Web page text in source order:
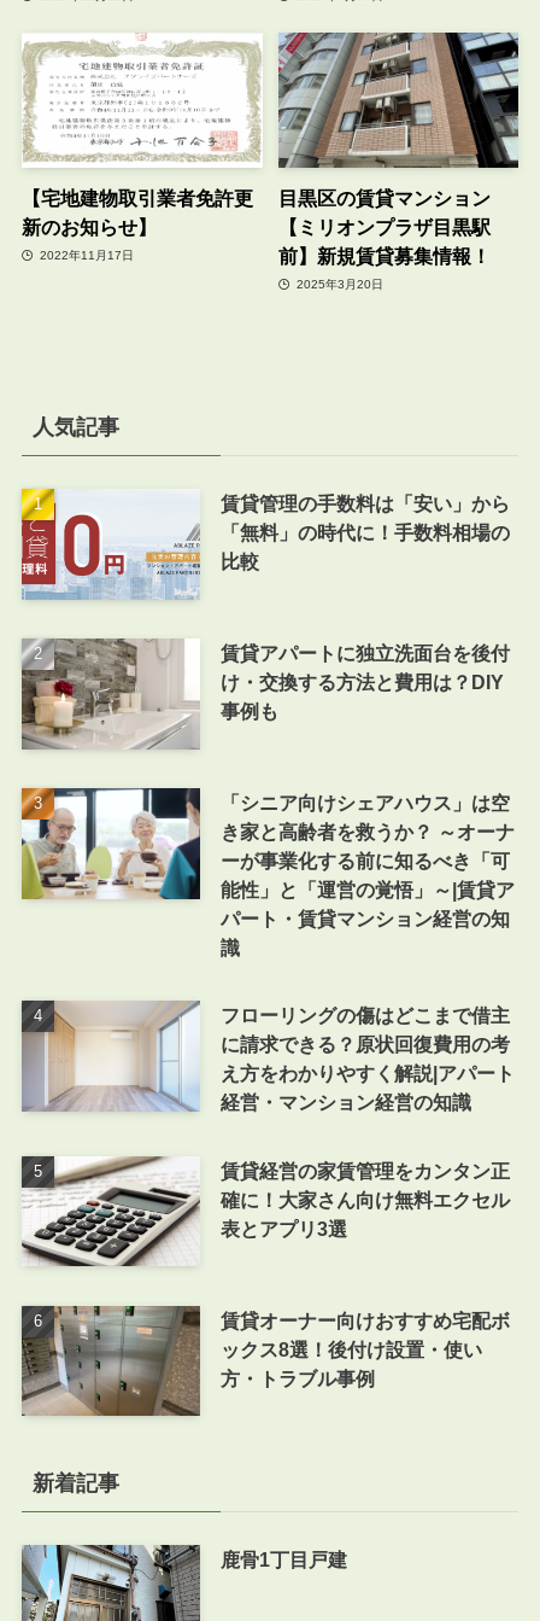
【宅地建物取引業者免許更
新のお知らせ】
2022年11月17日
目黒区の賃貸マンション
【ミリオンプラザ目黒駅
前】新規賃貸募集情報！
2025年3月20日
人気記事
賃貸管理の手数料は「安い」から
「無料」の時代に！手数料相場の
比較
賃貸アパートに独立洗面台を後付
け・交換する方法と費用は？DIY
事例も
「シニア向けシェアハウス」は空
き家と高齢者を救うか？ ～オーナ
ーが事業化する前に知るべき「可
能性」と「運営の覚悟」～|賃貸ア
パート・賃貸マンション経営の知
識
フローリングの傷はどこまで借主
に請求できる？原状回復費用の考
え方をわかりやすく解説|アパート
経営・マンション経営の知識
賃貸経営の家賃管理をカンタン正
確に！大家さん向け無料エクセル
表とアプリ3選
賃貸オーナー向けおすすめ宅配ボ
ックス8選！後付け設置・使い
方・トラブル事例
新着記事
鹿骨1丁目戸建